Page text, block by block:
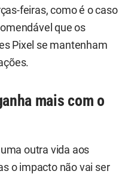
feiras, como é o caso
que os
Pixel se mantenham
mais com o
outra vida aos
o impacto não vai ser